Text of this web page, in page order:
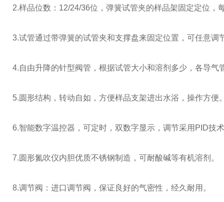
2.样品位数：12/24/36位，弹簧试管夹的样品架固定定位，
3.试管通过带弹簧的试管夹和支撑盘来固定位置，可任意调
4.自由升降的针型阀管，根据试管大小和溶剂多少，各导
5.圆形结构，转动自如，方便样品支架进出水浴，操作方便
6.智能数字温控器，可定时，双数字显示，调节采用PID技
7.圆形氮吹仪内胆优质不锈钢制造，可耐酸碱等有机溶剂。
8.调节阀：进口调节阀，保证良好的气密性，经久耐用。